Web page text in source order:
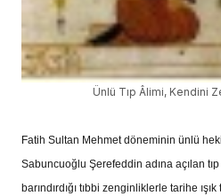
Ünlü Tıp Âlimi, Kendini
Fatih Sultan Mehmet döneminin ünlü
Sabuncuoğlu Şerefeddin adına açılan
barındırdığı tıbbi zenginliklerle tarihe